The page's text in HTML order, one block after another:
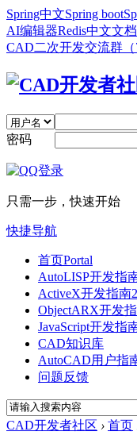
Spring中文Spring boot
AI编辑器Redis中文文档
CAD二次开发交流群（
密码
只需一步，快速开始
快捷导航
首页Portal
AutoLISP开发指
ActiveX开发指南
ObjectARX开发
JavaScript开发指
CAD知识库
AutoCAD用户指
问题反馈
CAD开发者社区 › 首页